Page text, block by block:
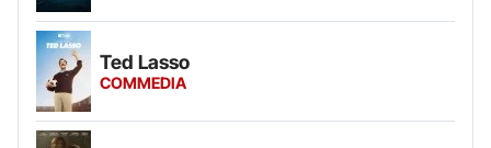
Ted Lasso
COMMEDIA